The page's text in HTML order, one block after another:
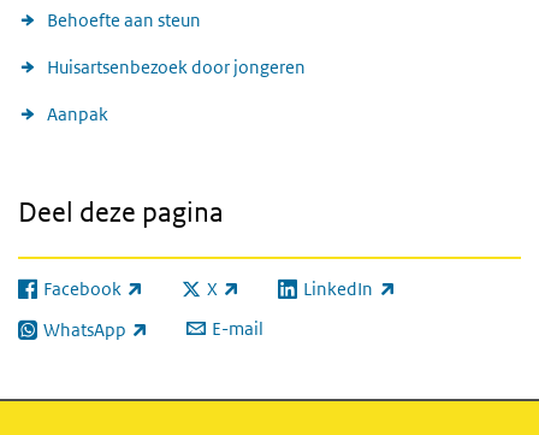
Behoefte aan steun
Huisartsenbezoek door jongeren
Aanpak
Deel deze pagina
Facebook
(externe link) X
(externe link) LinkedIn
(externe link)
WhatsApp
(externe link) E-mail